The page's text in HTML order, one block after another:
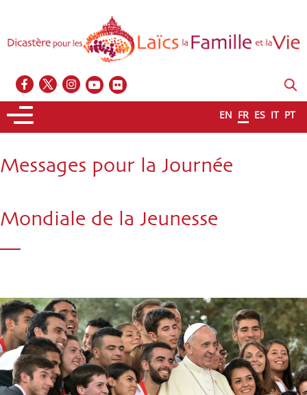
EN FR ES IT PT
Messages pour la Journée
Mondiale de la Jeunesse